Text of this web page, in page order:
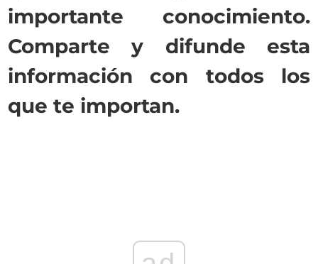
importante conocimiento.
Comparte y difunde esta
información con todos los
que te importan.